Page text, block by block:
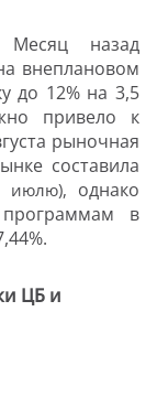
Месяц назад
внеплановом
до 12% на 3,5
привело к
рыночная
составила
июлю), однако
в
ЦБ и